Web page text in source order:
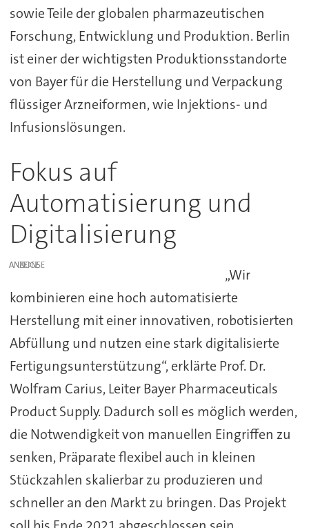
sowie Teile der globalen pharmazeutischen
Forschung, Entwicklung und Produktion. Berlin
ist einer der wichtigsten Produktionsstandorte
von Bayer für die Herstellung und Verpackung
flüssiger Arzneiformen, wie Injektions- und
Infusionslösungen.
Fokus auf
Automatisierung und
Digitalisierung
ANZEIGE
„Wir
kombinieren eine hoch automatisierte
Herstellung mit einer innovativen, robotisierten
Abfüllung und nutzen eine stark digitalisierte
Fertigungsunterstützung“, erklärte Prof. Dr.
Wolfram Carius, Leiter Bayer Pharmaceuticals
Product Supply. Dadurch soll es möglich werden,
die Notwendigkeit von manuellen Eingriffen zu
senken, Präparate flexibel auch in kleinen
Stückzahlen skalierbar zu produzieren und
schneller an den Markt zu bringen. Das Projekt